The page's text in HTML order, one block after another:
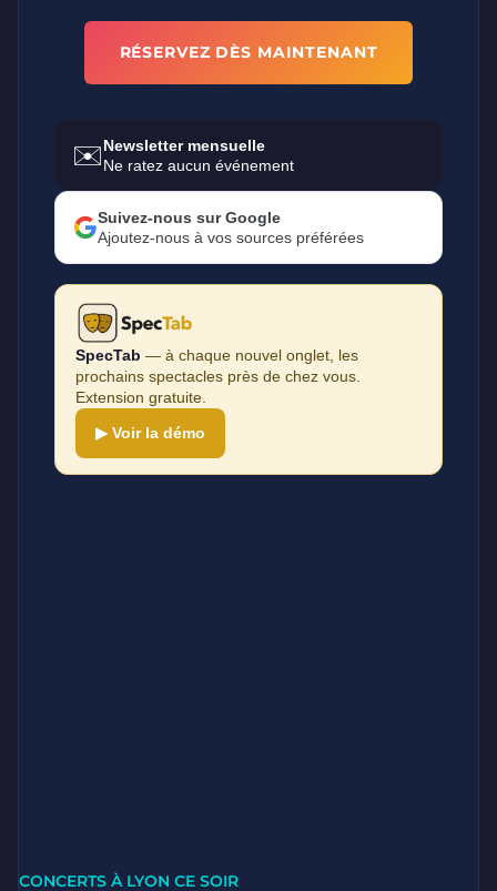
RÉSERVEZ DÈS MAINTENANT
✉️Newsletter mensuelle
Ne ratez aucun événement
Suivez-nous sur Google
Ajoutez-nous à vos sources préférées
SpecTab — à chaque nouvel onglet, les
prochains spectacles près de chez vous.
Extension gratuite.
▶ Voir la démo
CONCERTS À LYON CE SOIR